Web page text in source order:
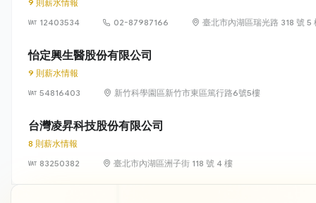
9 則薪水情報
12403534
02-87987166 臺北市內湖區瑞光路 318 號 5
怡定興生醫股份有限公司
9 則薪水情報
54816403
新竹科學園區新竹市東區篤行路6號5樓
台灣凌昇科技股份有限公司
8 則薪水情報
83250382
臺北市內湖區洲子街 118 號 4 樓